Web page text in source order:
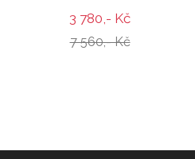
3 780,- Kč
7 560,- Kč